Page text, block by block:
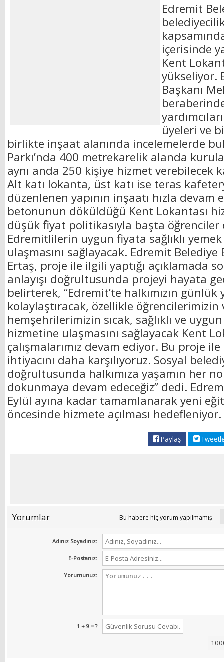
Edremit
içerisinde
Kent
yükseliyor.
Başkanı
üyeleri ve
birlikte inşaat alanında incelemelerde
Parkı’nda 400 metrekarelik alanda
aynı anda 250 kişiye hizmet verebilecek
Alt katı lokanta, üst katı ise teras
düzenlenen yapının inşaatı hızla devam
betonunun döküldüğü Kent Lokantası
düşük fiyat politikasıyla başta
Edremitlilerin uygun fiyata sağlıklı
ulaşmasını sağlayacak. Edremit Belediye
Ertaş, proje ile ilgili yaptığı açıklamada
anlayışı doğrultusunda projeyi hayata
belirterek, “Edremit’te halkımızın günlük
kolaylaştıracak, özellikle öğrencilerimizin
hemşehrilerimizin sıcak, sağlıklı ve
hizmetine ulaşmasını sağlayacak Kent
çalışmalarımız devam ediyor. Bu proje
ihtiyacını daha karşılıyoruz. Sosyal
doğrultusunda halkımıza yaşamın her
dokunmaya devam edeceğiz” dedi.
Eylül ayına kadar tamamlanarak yeni
öncesinde hizmete açılması
Paylaş
Yorumlar Bu habere hiç yorum yapılmamış
Adınız Soyadınız:
E-Postanız:
Yorumunuz:
1 + 9 = ?